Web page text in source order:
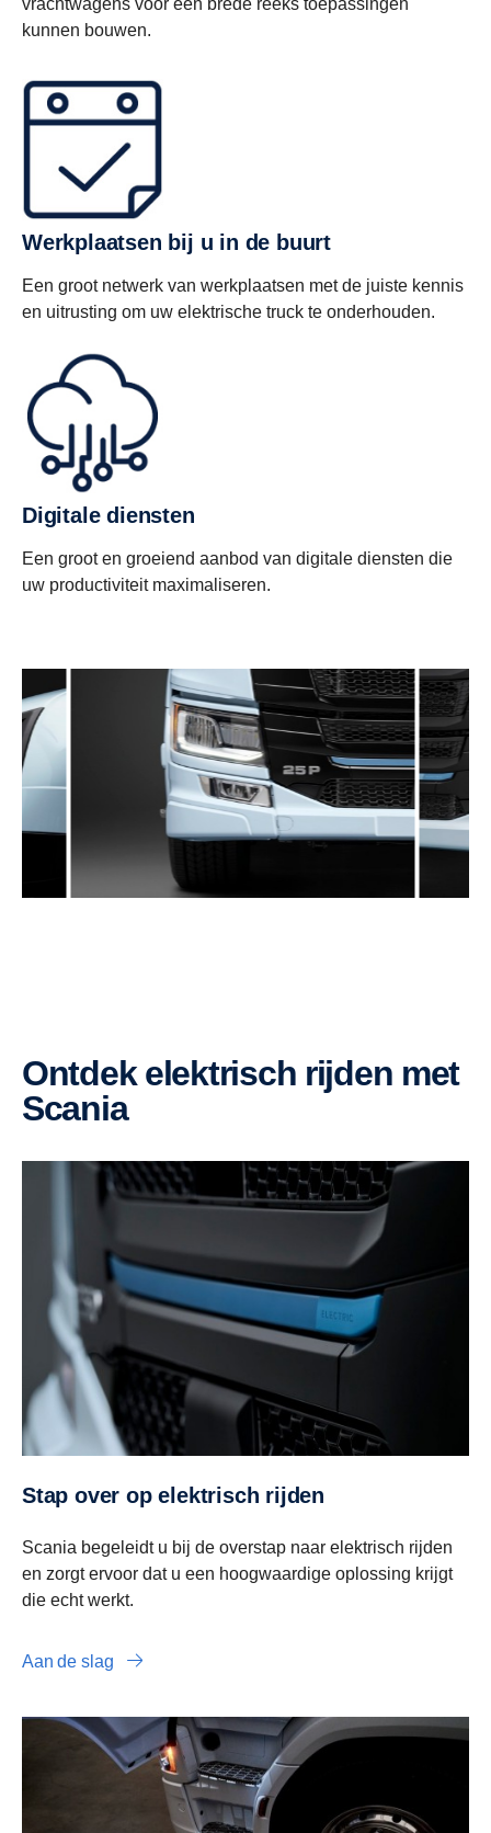
kunnen bouwen.
Werkplaatsen bij u in de buurt
Een groot netwerk van werkplaatsen met de juiste kennis
en uitrusting om uw elektrische truck te onderhouden.
Digitale diensten
Een groot en groeiend aanbod van digitale diensten die
uw productiviteit maximaliseren.
Ontdek elektrisch rijden met
Scania
Stap over op elektrisch rijden
Scania begeleidt u bij de overstap naar elektrisch rijden
en zorgt ervoor dat u een hoogwaardige oplossing krijgt
die echt werkt.
Aan de slag